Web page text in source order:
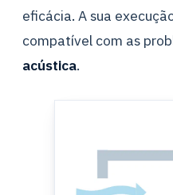
eficácia. A sua
compatível com as
acústica.